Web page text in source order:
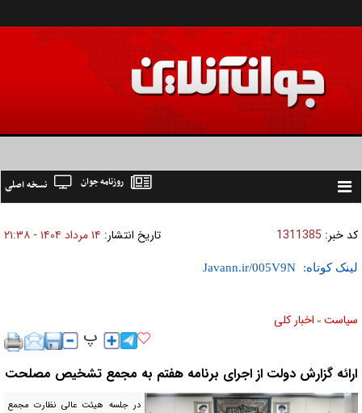
Toggle
نسخه اصلی روزنامه جوان
کد خبر: 1311385 تاریخ انتشار: ۱۴ مرداد ۱۴۰۴ - ۲۱:۳۸
لینک کوتاه:
سیاست » اخبار کلی
ارائه گزارش دولت از اجرای برنامه هفتم به مجمع تشخیص مصلحت
در جلسه هیئت عالی نظارت مجمع